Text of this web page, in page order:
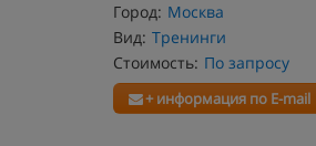
Город: Москва
Вид: Тренинги
Стоимость: По запросу
+ информация по E-mail